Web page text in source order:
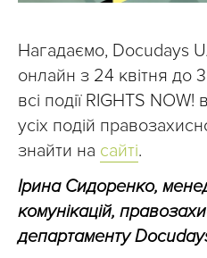
Нагадаємо, Docudays
онлайн з 24 квітня до
всі події RIGHTS
усіх подій
знайти на сайті.
Ірина Сидоренко,
комунікацій,
департаменту